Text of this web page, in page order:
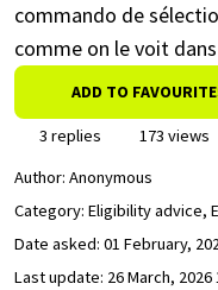
commando de
comme on le voit
ADD TO
3 replies
173 views
Author: Anonymous
Category: Eligibility advice,
Date asked: 01 February,
Last update: 26 March, 2026